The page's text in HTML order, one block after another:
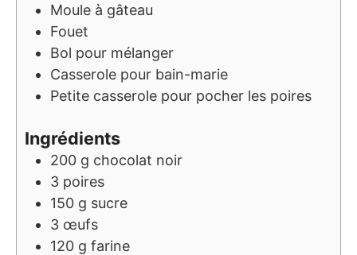
Moule à gâteau
Fouet
Bol pour mélanger
Casserole pour bain-marie
Petite casserole pour pocher les poires
Ingrédients
200 g chocolat noir
3 poires
150 g sucre
3 œufs
120 g farine